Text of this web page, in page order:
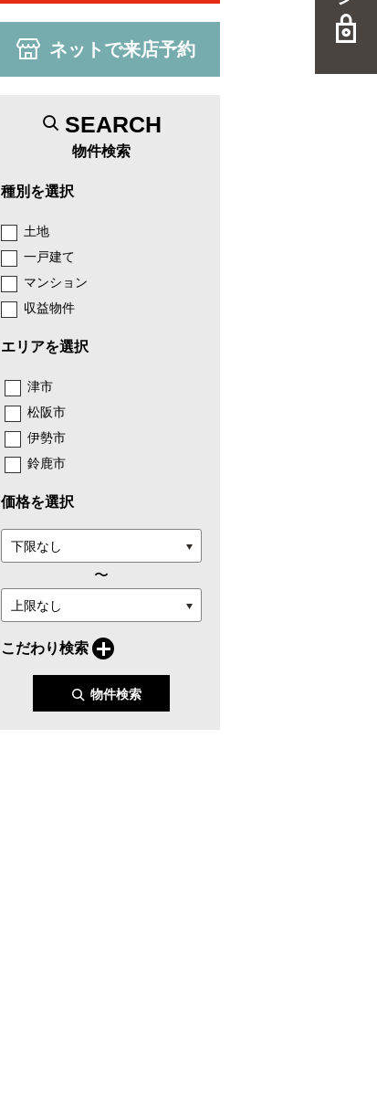
ネットで来店予約
SEARCH
物件検索
種別を選択
土地
一戸建て
マンション
収益物件
エリアを選択
津市
松阪市
伊勢市
鈴鹿市
価格を選択
〜
こだわり検索
物件検索